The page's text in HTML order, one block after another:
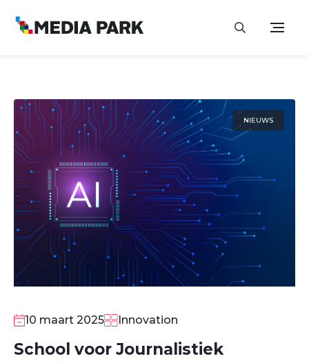
NIEUWS
10 maart 2025 Innovation
School voor Journalistiek